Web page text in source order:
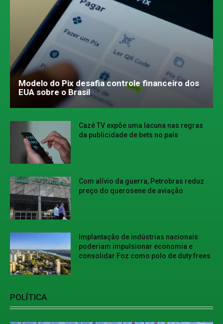
Modelo do Pix desafia controle financeiro dos
EUA sobre o Brasil
Cazé TV expõe uma lacuna nas regras
da publicidade de bets no país
Com alívio da guerra, Petrobras reduz
preço do querosene de aviação
Implantação de indústrias nacionais
poderiam impulsionar economia e
consolidar Foz como polo de duty frees
POLÍTICA